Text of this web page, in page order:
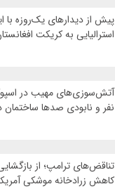
پیش از دیدارهای یک‌روزه با
استرالیایی به کریکت
نفر و نابودی صدها
تناقض‌های ترامپ؛ از
کاهش زرادخانه موشکی